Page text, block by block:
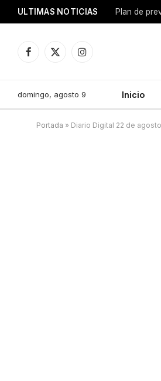
ULTIMAS NOTICIAS Plan de
Facebook
X
Instagram
domingo, agosto 9 Inicio
Portada » Diario Digital 22 de